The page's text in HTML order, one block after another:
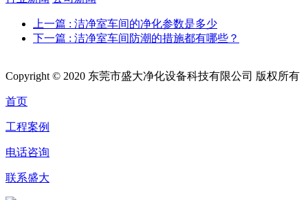
上一篇 : 洁净室车间的净化参数是多少
下一篇 : 洁净室车间防潮的措施都有哪些？
Copyright © 2020 东莞市盛大净化设备科技有限公司 版权所有
首页
工程案例
电话咨询
联系盛大